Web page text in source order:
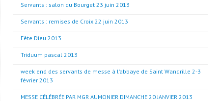
Servants : salon du Bourget 23 juin 2013
Servants : remises de Croix 22 juin 2013
Fête Dieu 2013
Triduum pascal 2013
week end des servants de messe à l’abbaye de Saint Wandrille 2-3
février 2013
MESSE CÉLÉBRÉE PAR MGR AUMONIER DIMANCHE 20 JANVIER 2013